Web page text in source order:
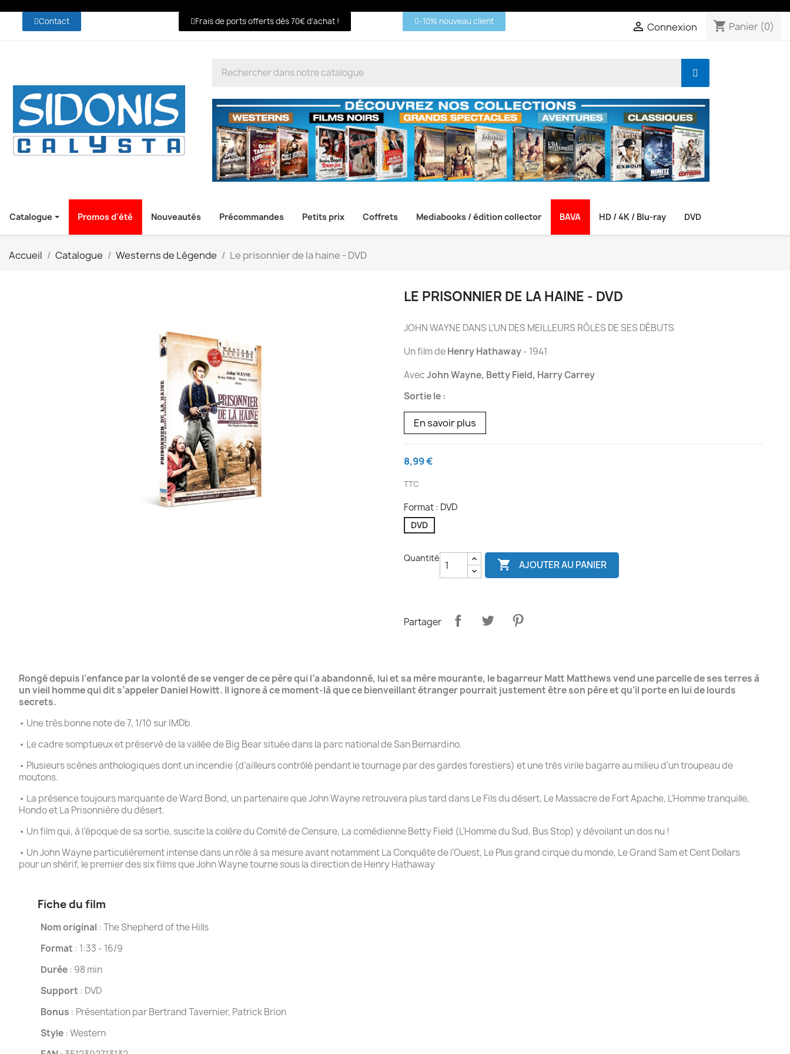
Contact Frais de ports offerts dès 70€ d'achat ! -10% nouveau client  Connexion shopping_cart Panier (0)
Catalogue Promos d'été Nouveautés Précommandes Petits prix Coffrets Mediabooks / édition collector BAVA HD / 4K / Blu-ray DVD
Accueil Catalogue Westerns de Légende Le prisonnier de la haine - DVD
LE PRISONNIER DE LA HAINE - DVD
JOHN WAYNE DANS L’UN DES MEILLEURS RÔLES DE SES DÉBUTS
Un film deHenry Hathaway- 1941
AvecJohn Wayne, Betty Field, Harry Carrey
Sortie le :
En savoir plus
8,99 €
TTC
Format : DVD
DVD
Quantité  AJOUTER AU PANIER
Partager
Rongé depuis l’enfance par la volonté de se venger de ce pèrequi l’a abandonné, lui et sa mère mourante, le bagarreur Matt Matthews vend une parcelle de ses terres à
un vieil homme qui dit s’appeler Daniel Howitt. Il ignore à ce moment-là que ce bienveillant étranger pourrait justement être son père et qu’il porte en lui de lourds
secrets.
• Une très bonne note de 7, 1/10 sur IMDb.
• Le cadre somptueux et préservé de la vallée de Big Bear située dans la parc national de San Bernardino.
• Plusieurs scènes anthologiques dont un incendie (d’ailleurs contrôlé pendant le tournagepar des gardes forestiers) et une très virile bagarre au milieu d’un troupeau de
moutons.
• La présence toujours marquante de Ward Bond, un partenaire que John Wayneretrouvera plus tard dansLe Fils du désert, Le Massacre de Fort Apache, L’Homme tranquille,
HondoetLa Prisonnière du désert.
• Un film qui, à l’époque de sa sortie, suscite la colère du Comité de Censure, La comédienne Betty Field (L’Homme du Sud, Bus Stop) y dévoilant un dos nu !
• Un John Wayne particulièrement intense dans un rôle à sa mesure avant notammentLa Conquête de l’Ouest, Le Plusgrand cirque du monde, Le Grand SametCent Dollars
pourun shérif, le premier des six films que John Wayne tournesous la direction de Henry Hathaway
Fiche du film
Nom original : The Shepherd of the Hills
Format : 1:33 - 16/9
Durée: 98 min
Support : DVD
Bonus : Présentation par Bertrand Tavernier, Patrick Brion
Style: Western